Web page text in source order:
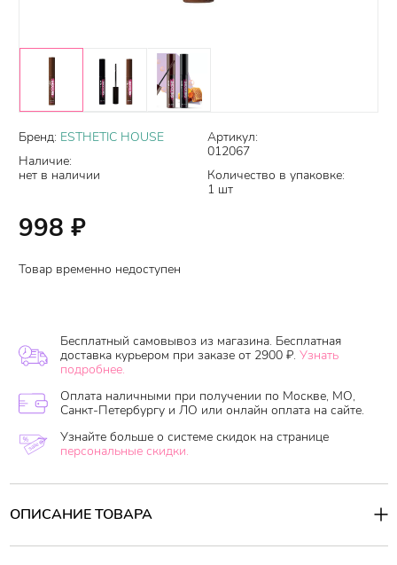
Бренд: ESTHETIC HOUSE
Наличие:
нет в наличии
Артикул:
012067
Количество в упаковке:
1 шт
998 ₽
Товар временно недоступен
Бесплатный самовывоз из магазина. Бесплатная
доставка курьером при заказе от 2900 ₽. Узнать
подробнее.
Оплата наличными при получении по Москве, МО,
Санкт-Петербургу и ЛО или онлайн оплата на сайте.
Узнайте больше о системе скидок на странице
персональные скидки.
ОПИСАНИЕ ТОВАРА
Объёмная тушь для ресниц с увлажняющим эффектом. Она